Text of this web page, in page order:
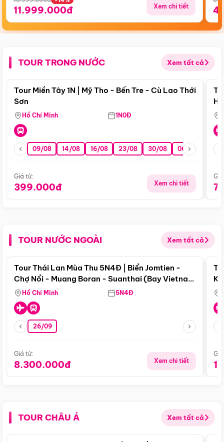
11.999.000đ Xem chi tiết
TOUR TRONG NƯỚC Xem tất cả
Điểm nổi bật
Tour Miền Tây 1N | Mỹ Tho - Bến Tre - Cù Lao Thới
Sơn
Hồ Chí Minh 1N0Đ
09/08 14/08 16/08 23/08 30/08 06/09 13/09
Giá từ:
399.000đ Xem chi tiết
TOUR NƯỚC NGOÀI Xem tất cả
Điểm nổi bật
Tour Thái Lan Mùa Thu 5N4Đ | Biển Jomtien -
Chợ Nổi - Muang Boran - Suanthai (Bay Vietnam
Airlines)
Hồ Chí Minh 5N4Đ
26/09
Giá từ:
8.300.000đ Xem chi tiết
TOUR CHÂU Á Xem tất cả
Điểm nổi bật